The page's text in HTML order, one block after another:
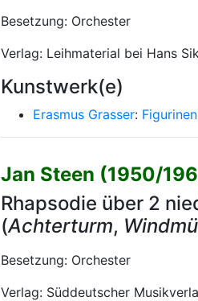
Besetzung: Orchester
Verlag: Leihmaterial bei Hans
Kunstwerk(e)
Erasmus Grasser:
Jan Steen (1950/
Rhapsodie über 2
(Achterturm,
Besetzung: Orchester
Verlag: Süddeutscher